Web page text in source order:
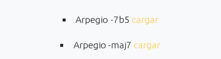
Arpegio -7b5 cargar
Arpegio -maj7cargar